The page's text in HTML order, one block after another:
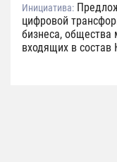
Инициатива:
цифровой
бизнеса, общества
входящих в состав